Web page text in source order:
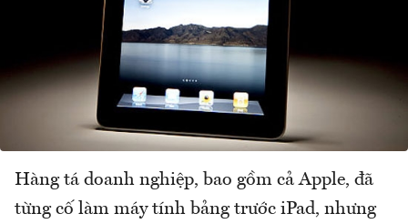
Hàng tá doanh nghiệp, bao gồm cả Apple, đã
từng cố làm máy tính bảng trước iPad, nhưng